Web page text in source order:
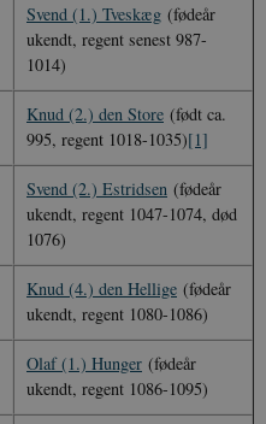
Svend (1.) Tveskæg (fødeår
ukendt, regent senest 987-
1014)
Knud (2.) den Store (født ca.
995, regent 1018-1035)[1]
Svend (2.) Estridsen (fødeår
ukendt, regent 1047-1074, død
1076)
Knud (4.) den Hellige (fødeår
ukendt, regent 1080-1086)
Olaf (1.) Hunger (fødeår
ukendt, regent 1086-1095)